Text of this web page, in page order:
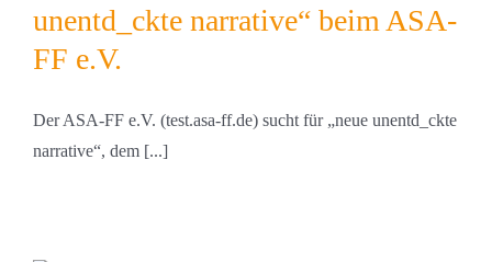
unentd_ckte narrative“ beim ASA-
FF e.V.
Der ASA-FF e.V. (test.asa-ff.de) sucht für „neue unentd_ckte
narrative“, dem [...]